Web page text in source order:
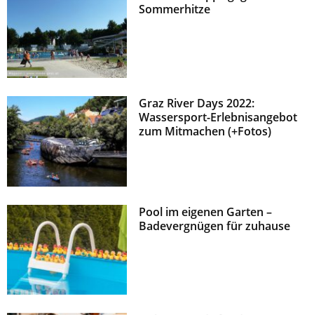
Sommerhitze
Graz River Days 2022:
Wassersport-Erlebnisangebot
zum Mitmachen (+Fotos)
Pool im eigenen Garten –
Badevergnügen für zuhause